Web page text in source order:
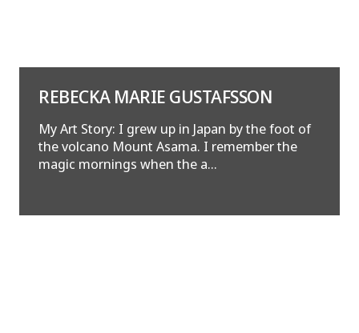
REBECKA MARIE GUSTAFSSON
My Art Story: I grew up in Japan by the foot of
the volcano Mount Asama. I remember the
magic mornings when the a...